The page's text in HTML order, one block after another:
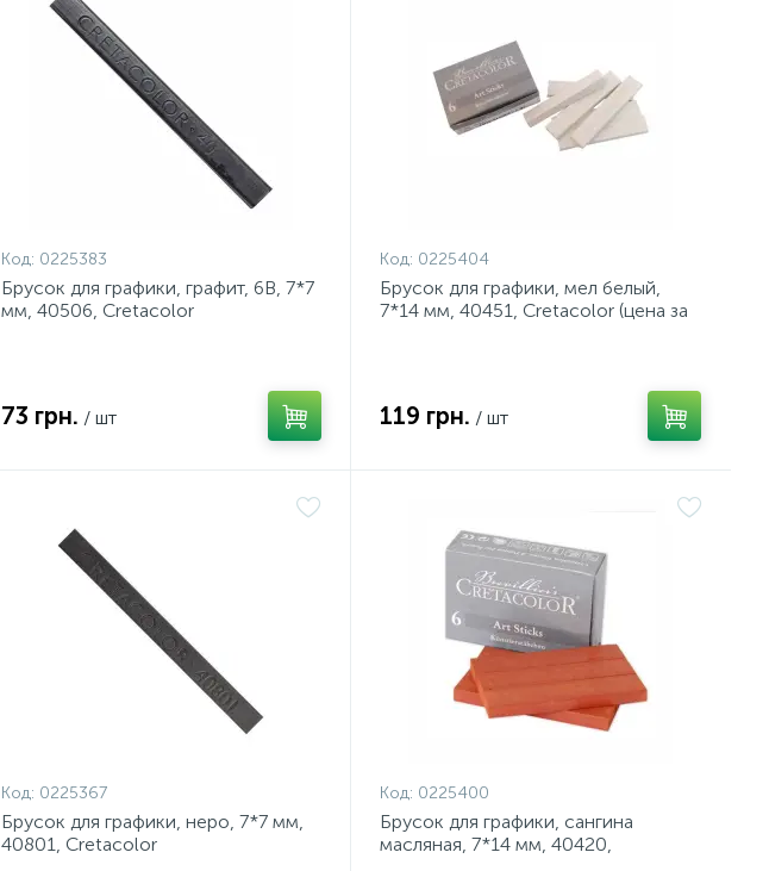
Код: 0225383
Брусок для графики, графит, 6В, 7*7
мм, 40506, Cretacolor
73 грн. / шт
Код: 0225404
Брусок для графики, мел белый,
7*14 мм, 40451, Cretacolor (цена за
119 грн. / шт
Код: 0225367
Брусок для графики, неро, 7*7 мм,
40801, Cretacolor
Код: 0225400
Брусок для графики, сангина
масляная, 7*14 мм, 40420,